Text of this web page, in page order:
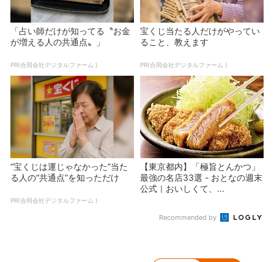
「占い師だけが知ってる〝お金
が増える人の共通点〟」
PR(合同会社デジタルファーム )
宝くじ当たる人だけがやってい
ること、教えます
PR(合同会社デジタルファーム )
“宝くじは運じゃなかった”当た
る人の“共通点”を知っただけ
PR(合同会社デジタルファーム )
【東京都内】「極旨とんかつ」
最強の名店33選 - おとなの週末
公式｜おいしくて、...
Recommended by